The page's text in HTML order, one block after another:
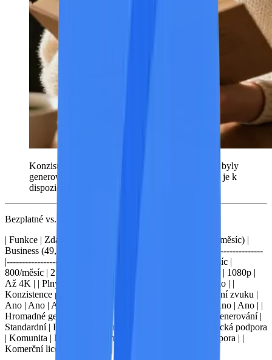
Konzistence rolí napříč scénáři — všechny efekty byly
generovány pomocí stejné funkce Seedance, která je k
dispozici v rámci bezplatné úrovně.
Bezplatné vs. placené: komplexní srovnání
| Funkce | Zdarma | Starter (9,90 $/měsíc) | Pro (19,90 $/měsíc) |
Business (49,90 $/měsíc) | |------|------|------------------ -|-----------------
|---------------------| |
| Bonus za registraci | 300/měsíc |
800/měsíc | 2 500/měsíc | |
| 1080p | 1080p | 1080p |
Až 4K | | Plný přístup k modelům
| Ano | Ano | Ano | Ano | |
Konzistence postav
Generování zvuku |
Ano | Ano | Ano | Ano | |
Bez vodoznaku
| Ano | Ano | Ano | Ano | |
Hromadné generování
| Ne | Ne | Ne | Ano | | Rychlost generování|
Standardní | Rychlejší | Rychlejší | Nejrychlejší | |
Technická podpora
| Komunita | E-mail | Prioritní odpověď | Vyhrazená podpora | |
Komerční licence
| Ne | Ne | Ano | Ano |